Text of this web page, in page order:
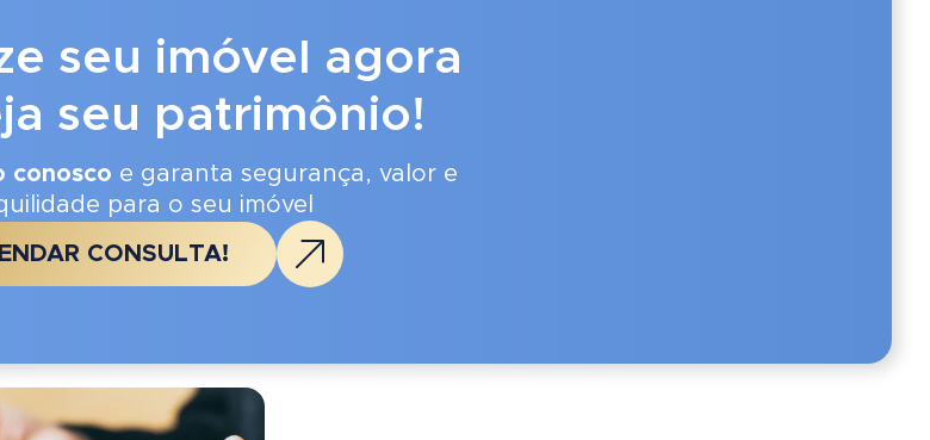
seu imóvel agora
seu patrimônio!
conosco e garanta segurança, valor e
para o seu imóvel
CONSULTA!